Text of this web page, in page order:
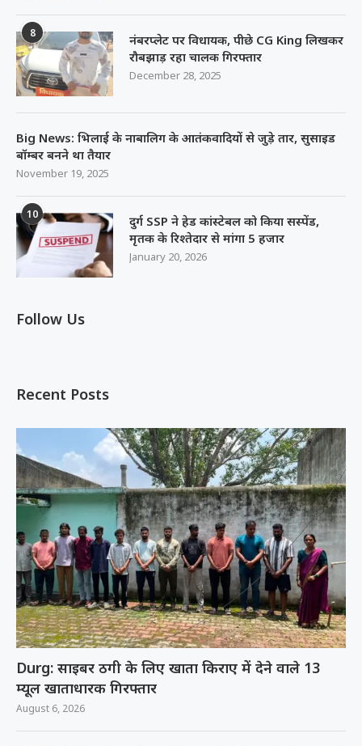
8
नंबरप्लेट पर विधायक, पीछे CG King लिखकर
रौबझाड़ रहा चालक गिरफ्तार
December 28, 2025
Big News: भिलाई के नाबालिग के आतंकवादियों से जुड़े तार, सुसाइड
बॉम्बर बनने था तैयार
November 19, 2025
10
दुर्ग SSP ने हेड कांस्टेबल को किया सस्पेंड,
मृतक के रिश्तेदार से मांगा 5 हजार
January 20, 2026
Follow Us
Recent Posts
Durg: साइबर ठगी के लिए खाता किराए में देने वाले 13
म्यूल खाताधारक गिरफ्तार
August 6, 2026